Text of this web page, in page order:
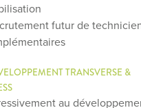
futur de
TRANSVERSE &
au